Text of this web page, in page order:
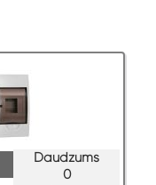
Daudzums
0